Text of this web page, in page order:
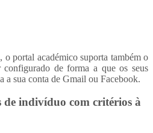
o portal académico suporta também o
de forma a que os seus
a sua conta de Gmail ou Facebook.
de indivíduo com critérios à